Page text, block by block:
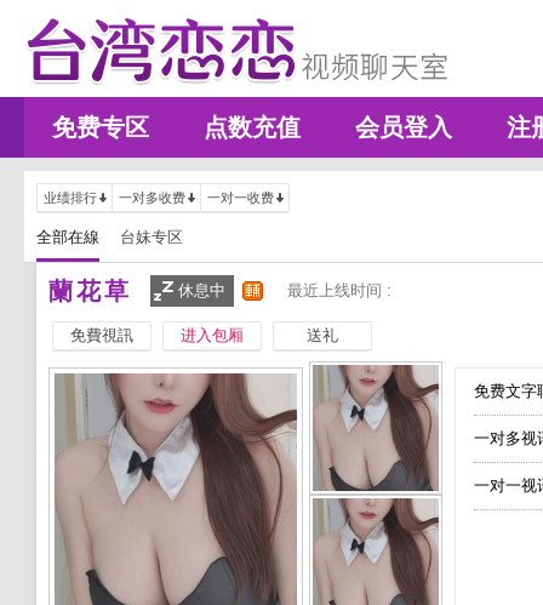
免费专区 点数充值 会员登入 注
业绩排行 一对多收费 一对一收费
全部在線 台妹专区
蘭花草 休息中 最近上线时间 :
免費視訊 进入包厢 送礼
免费文
一对多
一对一